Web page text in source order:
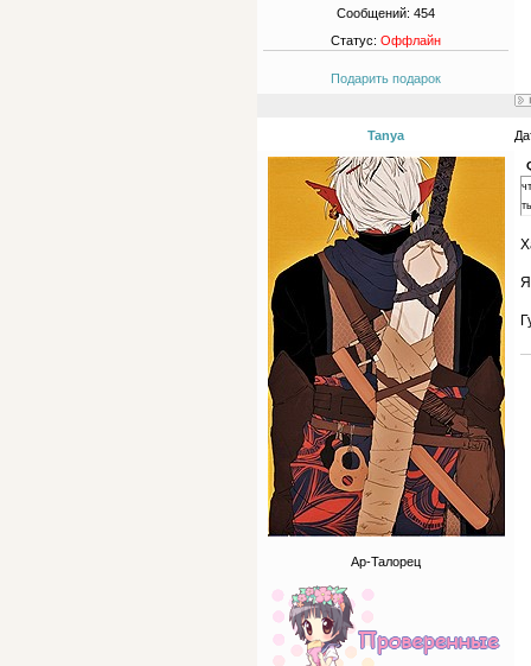
Сообщений: 454
Статус: Оффлайн
Подарить подарок
Tanya
Ар-Талорец